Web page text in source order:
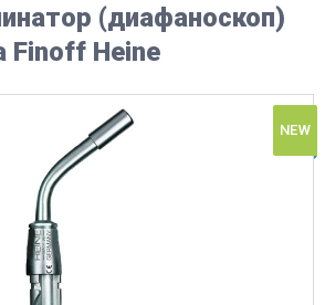
(диафаноскоп)
Finoff Heine
NEW